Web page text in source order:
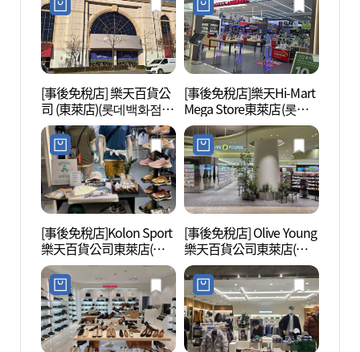
[事後免稅店] 樂天百貨公
司 (東萊店)(롯데백화점
동래점)
[事後免稅店]樂天Hi-Mart
Mega Store東萊店(롯데
하이마트 메가스토어 동
래점)
[事後免稅店]Kolon Sport
樂天百貨公司東萊店(코
오롱스포츠 롯데백화점
동래점)
[事後免稅店] Olive Young
樂天百貨公司東萊店(올
리브영 롯데백화점 동래
점)